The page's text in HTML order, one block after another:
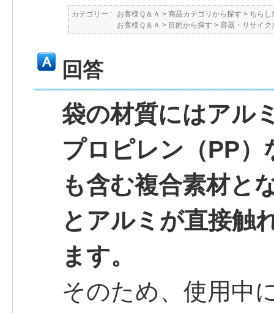
カテゴリー : お客様Ｑ＆Ａ > 商品カテゴリから探す > ちらし
お客様Ｑ＆Ａ > 目的から探す > 容器・リサイク
回答
袋の材質にはアル
プロピレン（PP
も含む複合素材と
とアルミが直接触
ます。
そのため、使用中